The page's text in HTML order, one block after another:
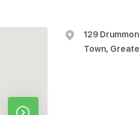
129
Town,